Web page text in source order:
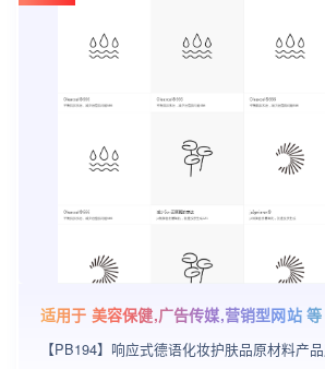
适用于 美容保健,广告传媒,营销型网站 等
【PB194】响应式德语化妆护肤品原材料产